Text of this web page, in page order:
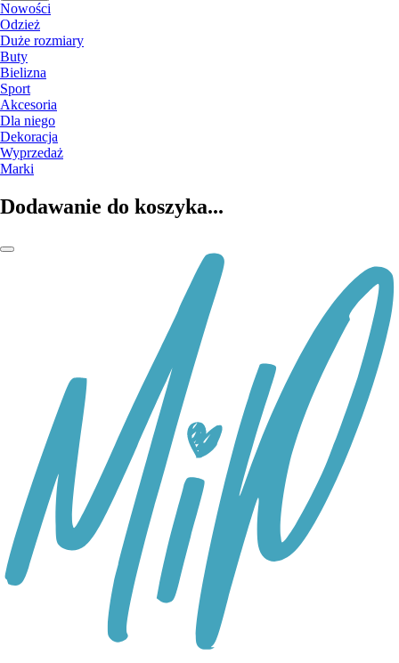
Nowości
Odzież
Duże rozmiary
Buty
Bielizna
Sport
Akcesoria
Dla niego
Dekoracja
Wyprzedaż
Marki
Dodawanie do koszyka...